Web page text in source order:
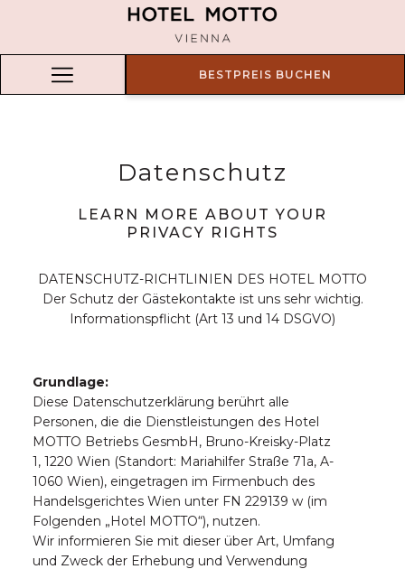
Hamburger
Menu
BESTPREIS BUCHEN
Datenschutz
LEARN MORE ABOUT YOUR
PRIVACY RIGHTS
DATENSCHUTZ-RICHTLINIEN DES HOTEL MOTTO
Der Schutz der Gästekontakte ist uns sehr wichtig.
Informationspflicht (Art 13 und 14 DSGVO)
Grundlage:
Diese Datenschutzerklärung berührt alle
Personen, die die Dienstleistungen des Hotel
MOTTO Betriebs GesmbH, Bruno-Kreisky-Platz
1, 1220 Wien (Standort: Mariahilfer Straße 71a, A-
1060 Wien), eingetragen im Firmenbuch des
Handelsgerichtes Wien unter FN 229139 w (im
Folgenden „Hotel MOTTO“), nutzen.
Wir informieren Sie mit dieser über Art, Umfang
und Zweck der Erhebung und Verwendung